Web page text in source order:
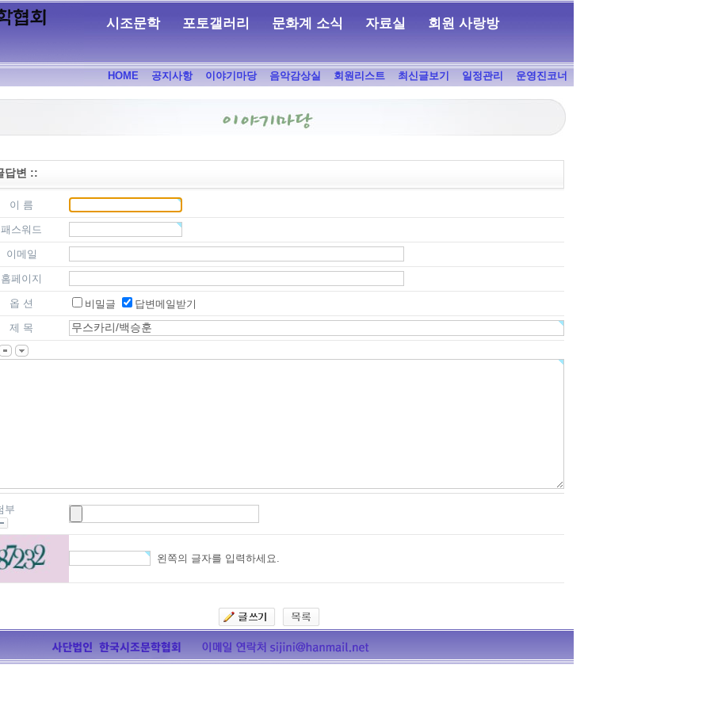
시조문학 포토갤러리 문화계 소식 자료실 회원 사랑방
HOME 공지사항 이야기마당 음악감상실 회원리스트 최신글보기 일정관리 운영진코너
답변 ::
이 름
패스워드
이메일
홈페이지
옵 션 비밀글
답변메일받기
제 목
부
왼쪽의 글자를 입력하세요.